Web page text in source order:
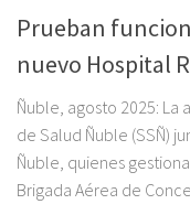
Prueban
nuevo Hospital
Ñuble, agosto 2025:
de Salud Ñuble (SSÑ)
Ñuble, quienes
Brigada Aérea de